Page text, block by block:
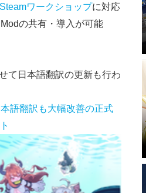
Steamワークショップに対応
の共有・導入が可能
て日本語翻訳の更新も行わ
語翻訳も大幅改善の正式